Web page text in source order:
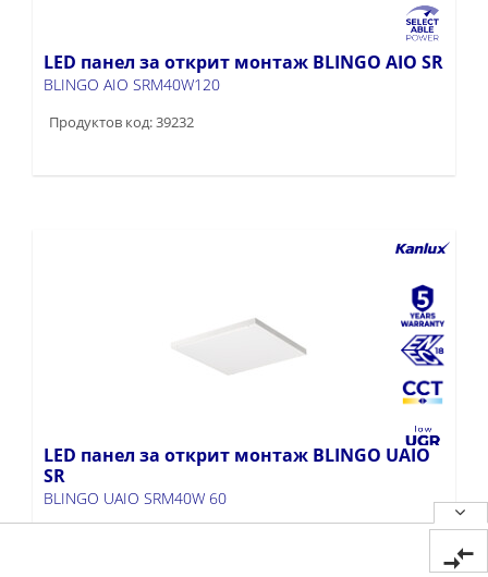
LED панел за открит монтаж BLINGO AIO SR
BLINGO AIO SRM40W120
Продуктов код: 39232
LED панел за открит монтаж BLINGO UAIO
SR
BLINGO UAIO SRM40W 60